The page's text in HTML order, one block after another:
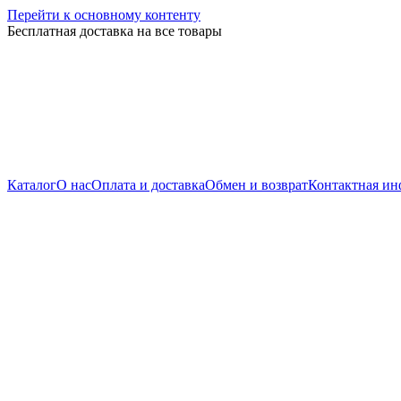
Перейти к основному контенту
Бесплатная доставка на все товары
КаталогО насОплата и доставкаОбмен и возвратКонтактная